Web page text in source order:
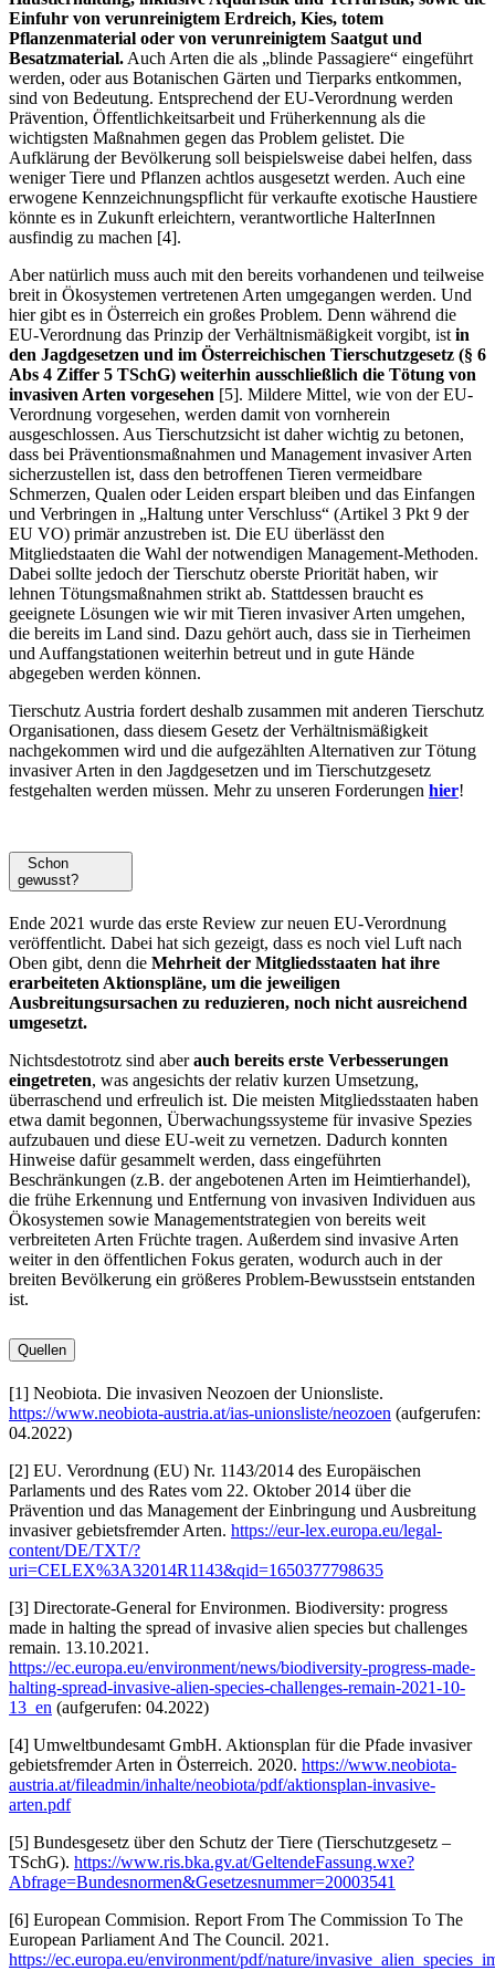
Einfuhr von verunreinigtem Erdreich, Kies, totem
Pflanzenmaterial oder von verunreinigtem Saatgut und
Besatzmaterial. Auch Arten die als „blinde Passagiere“ eingeführt
werden, oder aus Botanischen Gärten und Tierparks entkommen,
sind von Bedeutung. Entsprechend der EU-Verordnung werden
Prävention, Öffentlichkeitsarbeit und Früherkennung als die
wichtigsten Maßnahmen gegen das Problem gelistet. Die
Aufklärung der Bevölkerung soll beispielsweise dabei helfen, dass
weniger Tiere und Pflanzen achtlos ausgesetzt werden. Auch eine
erwogene Kennzeichnungspflicht für verkaufte exotische Haustiere
könnte es in Zukunft erleichtern, verantwortliche HalterInnen
ausfindig zu machen [4].
Aber natürlich muss auch mit den bereits vorhandenen und teilweise
breit in Ökosystemen vertretenen Arten umgegangen werden. Und
hier gibt es in Österreich ein großes Problem. Denn während die
EU-Verordnung das Prinzip der Verhältnismäßigkeit vorgibt, ist in
den Jagdgesetzen und im Österreichischen Tierschutzgesetz (§ 6
Abs 4 Ziffer 5 TSchG) weiterhin ausschließlich die Tötung von
invasiven Arten vorgesehen [5]. Mildere Mittel, wie von der EU-
Verordnung vorgesehen, werden damit von vornherein
ausgeschlossen. Aus Tierschutzsicht ist daher wichtig zu betonen,
dass bei Präventionsmaßnahmen und Management invasiver Arten
sicherzustellen ist, dass den betroffenen Tieren vermeidbare
Schmerzen, Qualen oder Leiden erspart bleiben und das Einfangen
und Verbringen in „Haltung unter Verschluss“ (Artikel 3 Pkt 9 der
EU VO) primär anzustreben ist. Die EU überlässt den
Mitgliedstaaten die Wahl der notwendigen Management-Methoden.
Dabei sollte jedoch der Tierschutz oberste Priorität haben, wir
lehnen Tötungsmaßnahmen strikt ab. Stattdessen braucht es
geeignete Lösungen wie wir mit Tieren invasiver Arten umgehen,
die bereits im Land sind. Dazu gehört auch, dass sie in Tierheimen
und Auffangstationen weiterhin betreut und in gute Hände
abgegeben werden können.
Tierschutz Austria fordert deshalb zusammen mit anderen Tierschutz
Organisationen, dass diesem Gesetz der Verhältnismäßigkeit
nachgekommen wird und die aufgezählten Alternativen zur Tötung
invasiver Arten in den Jagdgesetzen und im Tierschutzgesetz
festgehalten werden müssen. Mehr zu unseren Forderungen hier!
Schon
gewusst?
Ende 2021 wurde das erste Review zur neuen EU-Verordnung
veröffentlicht. Dabei hat sich gezeigt, dass es noch viel Luft nach
Oben gibt, denn die Mehrheit der Mitgliedsstaaten hat ihre
erarbeiteten Aktionspläne, um die jeweiligen
Ausbreitungsursachen zu reduzieren, noch nicht ausreichend
umgesetzt.
Nichtsdestotrotz sind aberauch bereits erste Verbesserungen
eingetreten, was angesichts der relativ kurzen Umsetzung,
überraschend und erfreulich ist. Die meisten Mitgliedsstaaten haben
etwa damit begonnen, Überwachungssysteme für invasive Spezies
aufzubauen und diese EU-weit zu vernetzen. Dadurch konnten
Hinweise dafür gesammelt werden, dass eingeführten
Beschränkungen (z.B. der angebotenen Arten im Heimtierhandel),
die frühe Erkennung und Entfernung von invasiven Individuen aus
Ökosystemen sowie Managementstrategien von bereits weit
verbreiteten Arten Früchte tragen. Außerdem sind invasive Arten
weiter in den öffentlichen Fokus geraten, wodurch auch in der
breiten Bevölkerung ein größeres Problem-Bewusstsein entstanden
ist.
Quellen
[1] Neobiota. Die invasiven Neozoen der Unionsliste.
https://www.neobiota-austria.at/ias-unionsliste/neozoen (aufgerufen:
04.2022)
[2] EU. Verordnung (EU) Nr. 1143/2014 des Europäischen
Parlaments und des Rates vom 22. Oktober 2014 über die
Prävention und das Management der Einbringung und Ausbreitung
invasiver gebietsfremder Arten. https://eur-lex.europa.eu/legal-
content/DE/TXT/?
uri=CELEX%3A32014R1143&qid=1650377798635
[3] Directorate-General for Environmen. Biodiversity: progress
made in halting the spread of invasive alien species but challenges
remain. 13.10.2021.
https://ec.europa.eu/environment/news/biodiversity-progress-made-
halting-spread-invasive-alien-species-challenges-remain-2021-10-
13_en (aufgerufen: 04.2022)
[4] Umweltbundesamt GmbH. Aktionsplan für die Pfade invasiver
gebietsfremder Arten in Österreich. 2020. https://www.neobiota-
austria.at/fileadmin/inhalte/neobiota/pdf/aktionsplan-invasive-
arten.pdf
[5] Bundesgesetz über den Schutz der Tiere (Tierschutzgesetz –
TSchG). https://www.ris.bka.gv.at/GeltendeFassung.wxe?
Abfrage=Bundesnormen&Gesetzesnummer=20003541
[6] European Commision. Report From The Commission To The
European Parliament And The Council. 2021.
https://ec.europa.eu/environment/pdf/nature/